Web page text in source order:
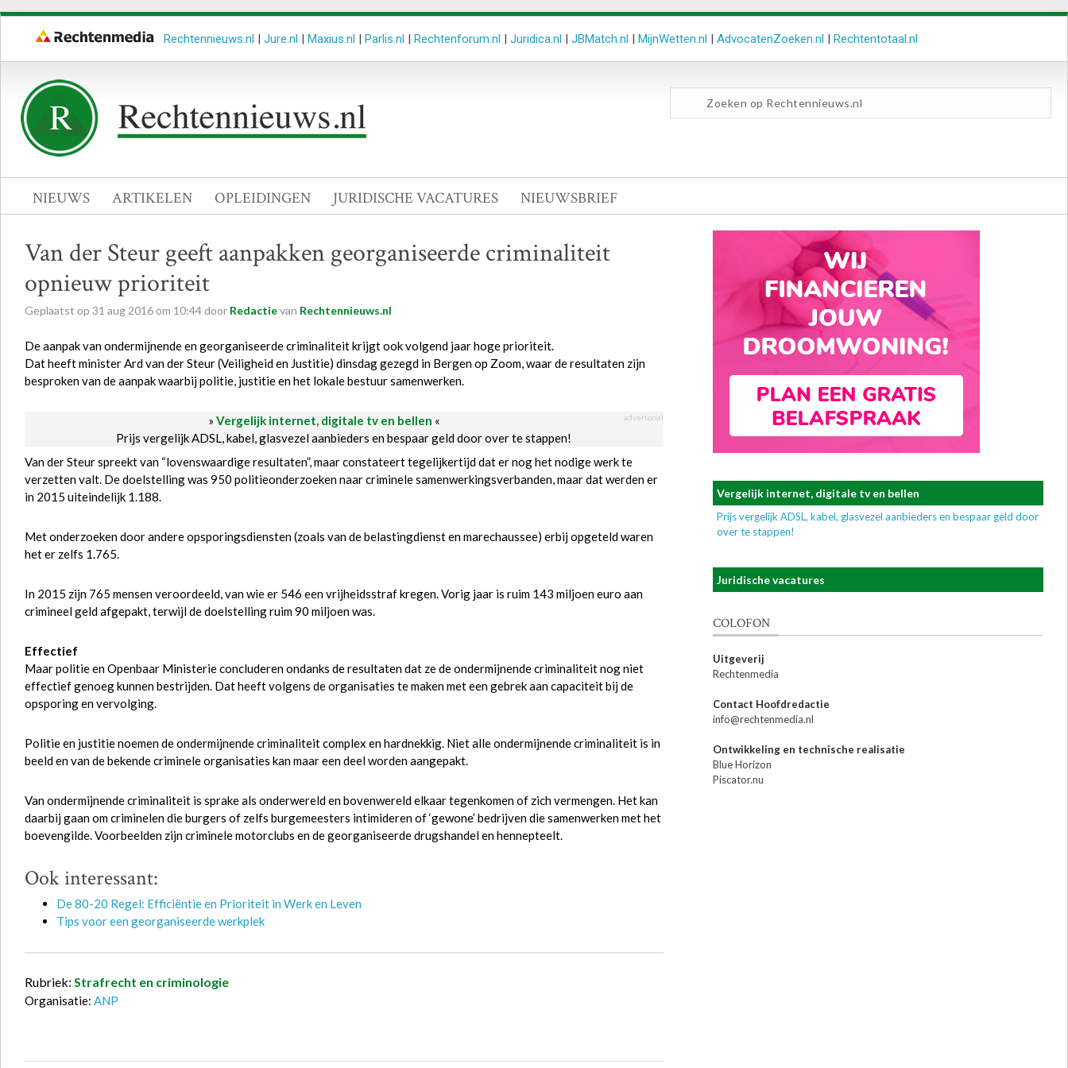
Rechtennieuws.nl | Jure.nl | Maxius.nl | Parlis.nl | Rechtenforum.nl | Juridica.nl | JBMatch.nl | MijnWetten.nl | AdvocatenZoeken.nl | Rechtentotaal.nl
NIEUWS ARTIKELEN OPLEIDINGEN JURIDISCHE VACATURES NIEUWSBRIEF
Van der Steur geeft aanpakken georganiseerde criminaliteit
opnieuw prioriteit
Geplaatst op 31 aug 2016 om 10:44 door Redactievan Rechtennieuws.nl
De aanpak van ondermijnende en georganiseerde criminaliteit krijgt ook volgend jaar hoge prioriteit.
Dat heeft minister Ard van der Steur (Veiligheid en Justitie) dinsdag gezegd in Bergen op Zoom, waar de resultaten zijn
besproken van de aanpak waarbij politie, justitie en het lokale bestuur samenwerken.
» Vergelijk internet, digitale tv en bellen « advertorial
Prijs vergelijk ADSL, kabel, glasvezel aanbieders en bespaar geld door over te stappen!
Van der Steur spreekt van “lovenswaardige resultaten”, maar constateert tegelijkertijd dat er nog het nodige werk te
verzetten valt. De doelstelling was 950 politieonderzoeken naar criminele samenwerkingsverbanden, maar dat werden er
in 2015 uiteindelijk 1.188.
Met onderzoeken door andere opsporingsdiensten (zoals van de belastingdienst en marechaussee) erbij opgeteld waren
het er zelfs 1.765.
In 2015 zijn 765 mensen veroordeeld, van wie er 546 een vrijheidsstraf kregen. Vorig jaar is ruim 143 miljoen euro aan
crimineel geld afgepakt, terwijl de doelstelling ruim 90 miljoen was.
Effectief
Maar politie en Openbaar Ministerie concluderen ondanks de resultaten dat ze de ondermijnende criminaliteit nog niet
effectief genoeg kunnen bestrijden. Dat heeft volgens de organisaties te maken met een gebrek aan capaciteit bij de
opsporing en vervolging.
Politie en justitie noemen de ondermijnende criminaliteit complex en hardnekkig. Niet alle ondermijnende criminaliteit is in
beeld en van de bekende criminele organisaties kan maar een deel worden aangepakt.
Van ondermijnende criminaliteit is sprake als onderwereld en bovenwereld elkaar tegenkomen of zich vermengen. Het kan
daarbij gaan om criminelen die burgers of zelfs burgemeesters intimideren of ‘gewone’ bedrijven die samenwerken met het
boevengilde. Voorbeelden zijn criminele motorclubs en de georganiseerde drugshandel en hennepteelt.
Ook interessant:
De 80-20 Regel: Efficiëntie en Prioriteit in Werk en Leven
Tips voor een georganiseerde werkplek
Rubriek: Strafrecht en criminologie
Organisatie: ANP
Vergelijk internet, digitale tv en bellen
Prijs vergelijk ADSL, kabel, glasvezel aanbieders en bespaar geld door
over te stappen!
Juridische vacatures
COLOFON
Uitgeverij
Rechtenmedia
Contact Hoofdredactie
info@rechtenmedia.nl
Ontwikkeling en technische realisatie
Blue Horizon
Piscator.nu